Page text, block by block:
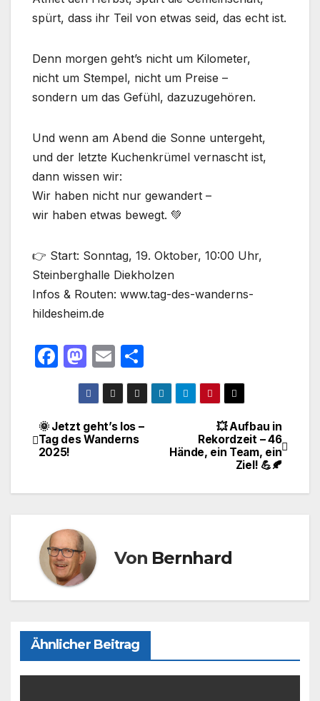
spürt, dass ihr Teil von etwas seid, das echt ist.
Denn morgen geht’s nicht um Kilometer,
nicht um Stempel, nicht um Preise –
sondern um das Gefühl, dazuzugehören.
Und wenn am Abend die Sonne untergeht,
und der letzte Kuchenkrümel vernascht ist,
dann wissen wir:
Wir haben nicht nur gewandert –
wir haben etwas bewegt. 💚
👉 Start: Sonntag, 19. Oktober, 10:00 Uhr,
Steinberghalle Diekholzen
Infos & Routen: www.tag-des-wanderns-
hildesheim.de
F
e
b
o
M
a
st
o
d
n
E
m
ail
ei
le
n
Beitragsnavigation💥 Aufbau in
Rekordzeit – 46
Hände, ein Team, ein
Ziel! 💪🍂
🌞 Jetzt geht’s los –
Tag des Wanderns
2025!
Von Bernhard
Ähnlicher Beitrag